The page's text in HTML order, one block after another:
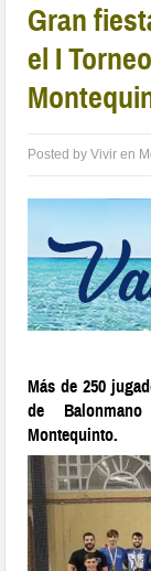
Gran
el I
Posted byVivir en
Más de 250
de
Montequinto.